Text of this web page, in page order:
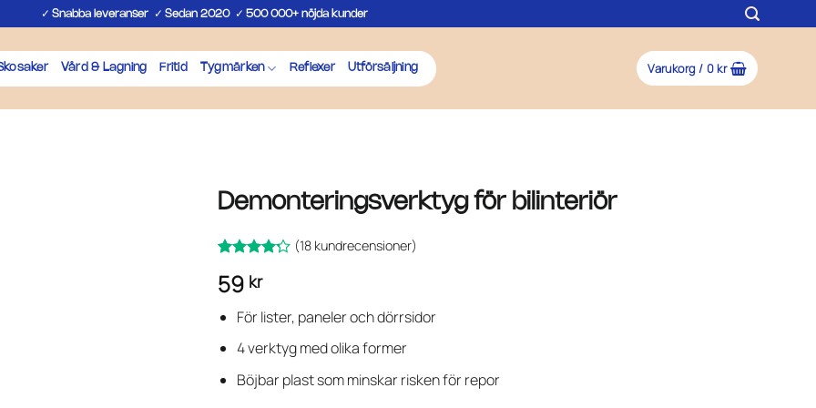
✓ Snabba leveranser✓ Sedan 2020✓ 500 000+ nöjda kunder
Vård & Lagning Fritid Tygmärken Reflexer Utförsäljning Varukorg / 0kr
Demonteringsverktyg för bilinteriör
4.17 av
på
kundrecensioner
(18kundrecensioner)
59 kr
För lister, paneler och dörrsidor
4 verktyg med olika former
Böjbar plast som minskar risken för repor